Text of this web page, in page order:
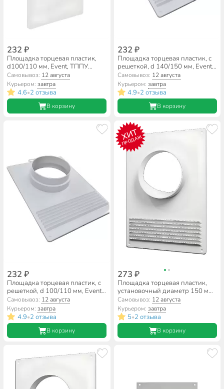
232 ₽
Площадка торцевая пластик,
d100/110 мм, Event, ТППУ
100/110
Самовывоз: 12 августа
Курьером:завтра
4.6•2 отзыва
В корзину
232 ₽
Площадка торцевая пластик, с
решеткой, d 140/150 мм, Event,
ТППРУ 140/150
Самовывоз: 12 августа
Курьером: завтра
4.9•2 отзыва
В корзину
232 ₽
Площадка торцевая пластик, с
решеткой, d 100/110 мм, Event,
ТППРУ 100/110
Самовывоз: 12 августа
Курьером:завтра
4.9•2 отзыва
В корзину
ХИТ
ПРОДАЖ
273 ₽
Площадка торцевая пластик,
установочный диаметр 150 мм,
с решеткой, ERA, 150ПТПР
Самовывоз: 12 августа
Курьером: завтра
5•2 отзыва
В корзину